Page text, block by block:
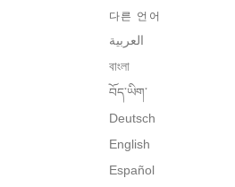
다른 언어
العربية
বাংলা
བོད་ཡིག་
Deutsch
English
Español